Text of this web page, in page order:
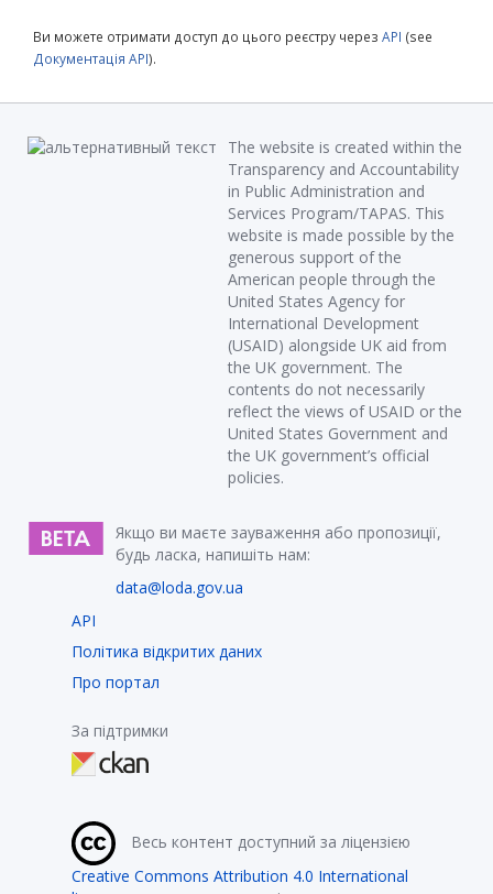
Ви можете отримати доступ до цього реєстру через API (see
Документація API).
The website is created within the
Transparency and Accountability
in Public Administration and
Services Program/TAPAS. This
website is made possible by the
generous support of the
American people through the
United States Agency for
International Development
(USAID) alongside UK aid from
the UK government. The
contents do not necessarily
reflect the views of USAID or the
United States Government and
the UK government’s official
policies.
Якщо ви маєте зауваження або пропозиції,
будь ласка, напишіть нам:
data@loda.gov.ua
API
Політика відкритих даних
Про портал
За підтримки
Весь контент доступний за ліцензією
Creative Commons Attribution 4.0 International